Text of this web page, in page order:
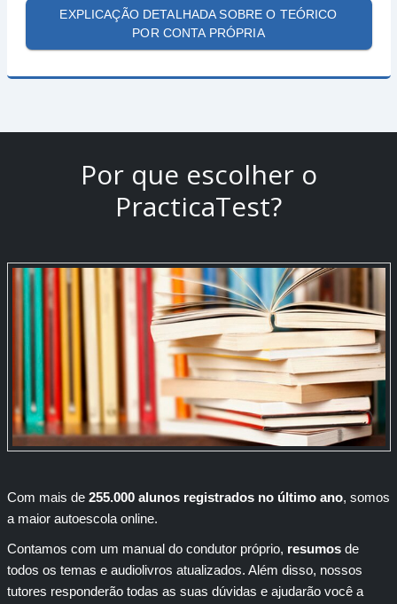
EXPLICAÇÃO DETALHADA SOBRE O TEÓRICO
POR CONTA PRÓPRIA
Por que escolher o
PracticaTest?
Com mais de 255.000 alunos registrados no último ano, somos
a maior autoescola online.
Contamos com um manual do condutor próprio, resumosde
todos os temas e audiolivros atualizados. Além disso, nossos
tutores responderão todas as suas dúvidas e ajudarão você a